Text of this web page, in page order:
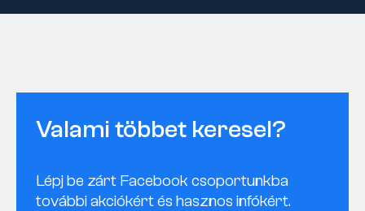
Valami többet keresel?
Lépj be zárt Facebook csoportunkba
további akciókért és hasznos infókért.